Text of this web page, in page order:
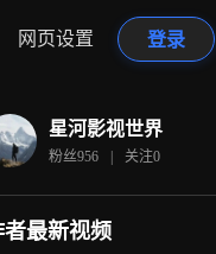
网页设置 登录
星河影视世界
粉丝956 | 关注0
者最新视频